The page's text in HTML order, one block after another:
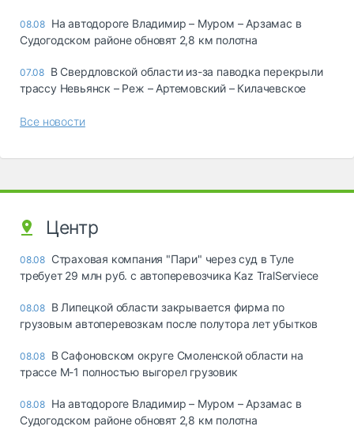
08.08 На автодороге Владимир – Муром – Арзамас в
Судогодском районе обновят 2,8 км полотна
07.08 В Свердловской области из-за паводка перекрыли
трассу Невьянск – Реж – Артемовский – Килачевское
Все новости
Центр
08.08 Страховая компания "Пари" через суд в Туле
требует 29 млн руб. с автоперевозчика Kaz TralServiece
08.08 В Липецкой области закрывается фирма по
грузовым автоперевозкам после полутора лет убытков
08.08 В Сафоновском округе Смоленской области на
трассе М-1 полностью выгорел грузовик
08.08 На автодороге Владимир – Муром – Арзамас в
Судогодском районе обновят 2,8 км полотна